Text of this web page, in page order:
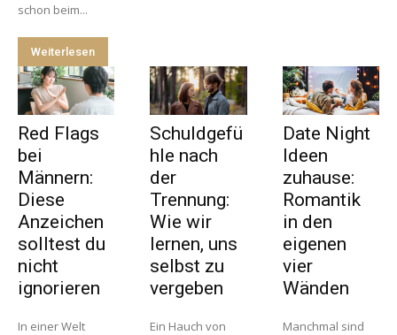
schon beim...
Weiterlesen
Red Flags
bei
Männern:
Diese
Anzeichen
solltest du
nicht
ignorieren
In einer Welt
Schuldgefü
hle nach
der
Trennung:
Wie wir
lernen, uns
selbst zu
vergeben
Ein Hauch von
Date Night
Ideen
zuhause:
Romantik
in den
eigenen
vier
Wänden
Manchmal sind